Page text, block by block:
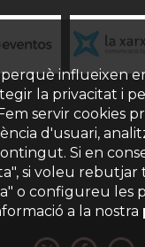
influeixen
la privacitat i
servir cookies
d'usuari,
Si en
si voleu rebutjar
o configureu les
a la nostra